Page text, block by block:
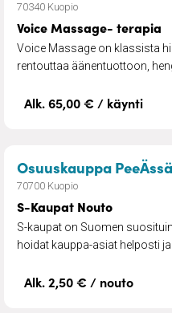
70340 Kuopio
Voice Massage- terapia
Voice Massage on klassista
rentouttaa äänentuottoon,
Alk. 65,00 € / käynti
Osuuskauppa PeeÄssä
70700 Kuopio
S-Kaupat Nouto
S-kaupat on Suomen
hoidat kauppa-asiat helposti ja
Alk. 2,50 € / nouto